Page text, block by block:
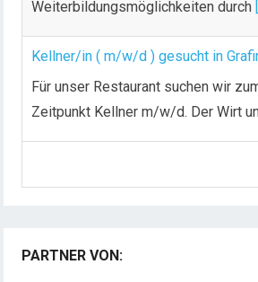
Weiterbildungsmöglichkeiten durch
Kellner/in ( m/w/d ) gesucht in
Für unser Restaurant suchen wir
Zeitpunkt Kellner m/w/d. Der Wirt
Konstanz
liebst[...]
PARTNER VON: